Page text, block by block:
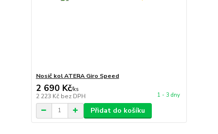
Nosič kol ATERA Giro Speed
2 690 Kč/ks
2 223 Kč bez DPH 1 - 3 dny
Přidat do košíku